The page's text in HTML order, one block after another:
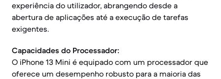
experiência do utilizador, abrangendo desde a
abertura de aplicações até a execução de tarefas
exigentes.
Capacidades do Processador:
O iPhone 13 Mini é equipado com um processador que
oferece um desempenho robusto para a maioria das